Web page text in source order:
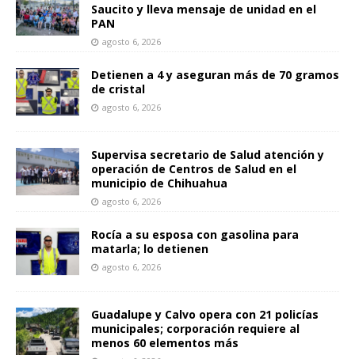
Saucito y lleva mensaje de unidad en el
PAN
agosto 6, 2026
Detienen a 4 y aseguran más de 70 gramos
de cristal
agosto 6, 2026
Supervisa secretario de Salud atención y
operación de Centros de Salud en el
municipio de Chihuahua
agosto 6, 2026
Rocía a su esposa con gasolina para
matarla; lo detienen
agosto 6, 2026
Guadalupe y Calvo opera con 21 policías
municipales; corporación requiere al
menos 60 elementos más